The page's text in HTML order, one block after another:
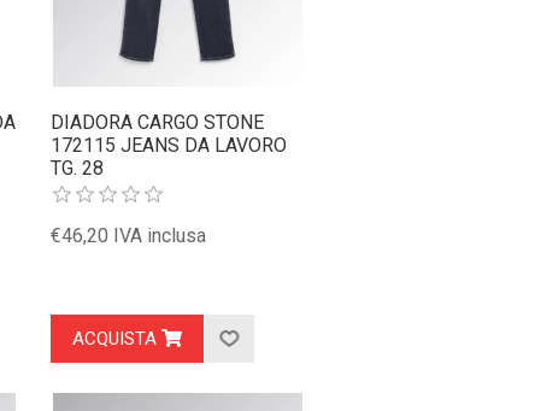
DIADORA CARGO STONE
172115 JEANS DA LAVORO
TG. 28
€46,20 IVA inclusa
ACQUISTA